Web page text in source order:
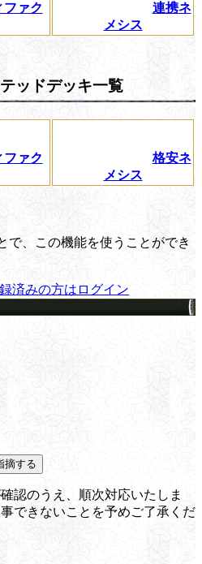
ファク
連携ネ
メシス
ッドデッキ一覧
ファク
格安ネ
メシス
で、この機能を使うことができ
済みの方はログイン
摘する
認のうえ、順次対応いたしま
できないことを予めご了承くだ